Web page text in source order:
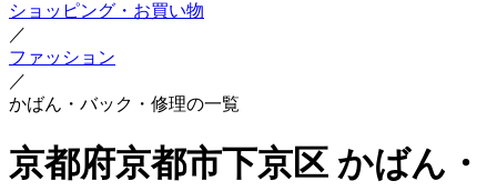
ショッピング・お買い物
／
ファッション
／
かばん・バック・修理の一覧
京都府京都市下京区 かばん・